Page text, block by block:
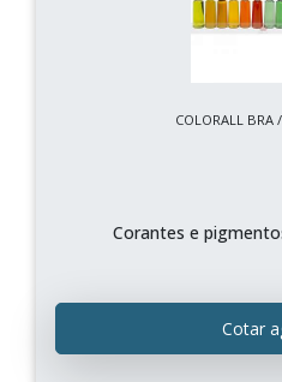
COLORALL BRA
Corantes e
Cotar